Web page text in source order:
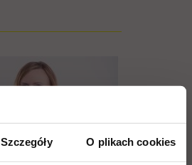
Szczegóły O plikach cookies